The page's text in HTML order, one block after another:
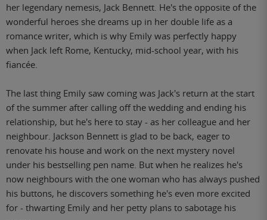
her legendary nemesis, Jack Bennett. He's the opposite of the
wonderful heroes she dreams up in her double life as a
romance writer, which is why Emily was perfectly happy
when Jack left Rome, Kentucky, mid-school year, with his
fiancée.
The last thing Emily saw coming was Jack's return at the start
of the summer after calling off the wedding and ending his
relationship, but he's here to stay - as her colleague and her
neighbour. Jackson Bennett is glad to be back, eager to
renovate his house and work on the next mystery novel
under his bestselling pen name. But when he realizes he's
now neighbours with the one woman who has always pushed
his buttons, he discovers something he's even more excited
for - thwarting Emily and her petty plans to sabotage his